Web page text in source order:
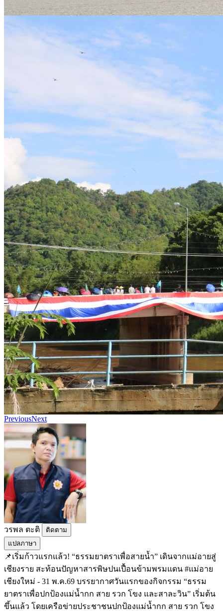
PreviousNext
วรพล ตะติ
ติดตาม
แปลภาษา
📌เริ่มก้าวแรกแล้ว! “ธรรมยาตราเพื่อสายน้ำ” เดินจากแม่อายสู่
เชียงราย สะท้อนปัญหาสารพิษปนเปื้อนข้ามพรมแดน #แม่อาย
เชียงใหม่ - 31 พ.ค.69 บรรยากาศวันแรกของกิจกรรม “ธรรม
ยาตราเพื่อปกป้องแม่น้ำกก สาย รวก โขง และสาละวิน” เริ่มต้น
ขึ้นแล้ว โดยเครือข่ายประชาชนปกป้องแม่น้ำกก สาย รวก โขง